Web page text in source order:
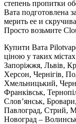
степень пропитки
Вата подготовлена
мерить ее и
Просто возьмите
Купити Вата
ціною у таких
Запоріжжя, Львів,
Херсон, Чернігів,
Хмельницький,
Франківськ,
Слов’янськ,
Павлоград, Стрий,
Новоград –